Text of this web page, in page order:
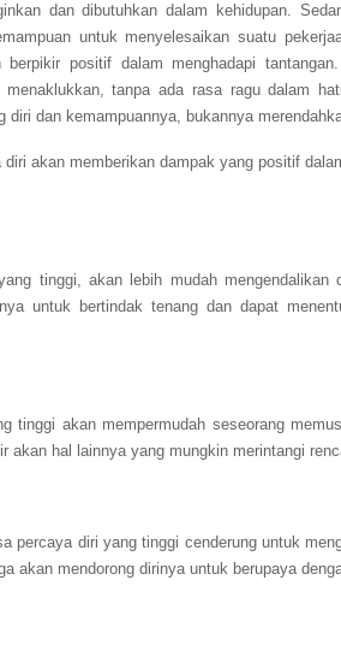
dan dibutuhkan dalam kehidupan.
untuk menyelesaikan suatu
berpikir positif dalam menghadapi
menaklukkan, tanpa ada rasa ragu dalam
diri dan kemampuannya, bukannya
diri akan memberikan dampak yang positif
tinggi, akan lebih mudah
untuk bertindak tenang dan dapat
tinggi akan mempermudah seseorang
akan hal lainnya yang mungkin merintangi
percaya diri yang tinggi cenderung untuk
akan mendorong dirinya untuk berupaya